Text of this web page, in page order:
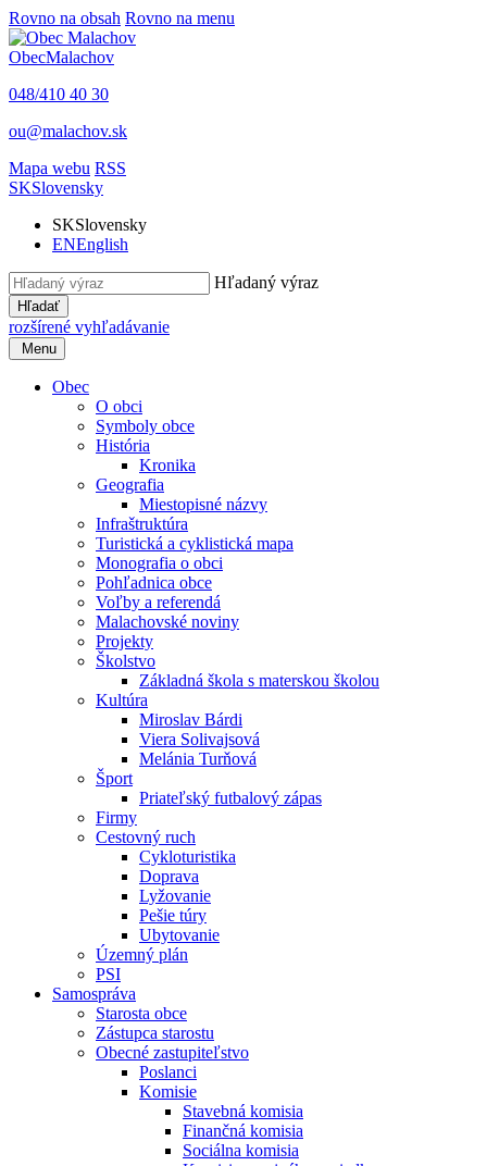
Rovno na obsah Rovno na menu
ObecMalachov
048/410 40 30
ou@malachov.sk
Mapa webu RSS
SKSlovensky
SKSlovensky
ENEnglish
Hľadaný výraz
Hľadať
rozšírené vyhľadávanie
Menu
Obec
O obci
Symboly obce
História
Kronika
Geografia
Miestopisné názvy
Infraštruktúra
Turistická a cyklistická mapa
Monografia o obci
Pohľadnica obce
Voľby a referendá
Malachovské noviny
Projekty
Školstvo
Základná škola s materskou školou
Kultúra
Miroslav Bárdi
Viera Solivajsová
Melánia Turňová
Šport
Priateľský futbalový zápas
Firmy
Cestovný ruch
Cykloturistika
Doprava
Lyžovanie
Pešie túry
Ubytovanie
Územný plán
PSI
Samospráva
Starosta obce
Zástupca starostu
Obecné zastupiteľstvo
Poslanci
Komisie
Stavebná komisia
Finančná komisia
Sociálna komisia